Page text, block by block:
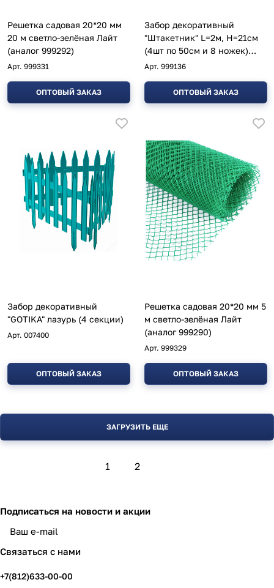
Решетка садовая 20*20 мм
20 м светло-зелёная Лайт
(аналог 999292)
Арт. 999331
ОПТОВЫЙ ЗАКАЗ
Забор декоративный
"Штакетник" L=2м, H=21см
(4шт по 50см и 8 ножек)
белый
Арт. 999136
ОПТОВЫЙ ЗАКАЗ
Забор декоративный
"GOTIKA" лазурь (4 секции)
Арт. 007400
ОПТОВЫЙ ЗАКАЗ
Решетка садовая 20*20 мм 5
м светло-зелёная Лайт
(аналог 999290)
Арт. 999329
ОПТОВЫЙ ЗАКАЗ
ЗАГРУЗИТЬ ЕЩЕ
1 2
Подписаться на новости и акции
Связаться с нами
+7(812)633-00-00